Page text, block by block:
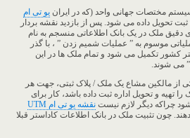
مختصات جهانی واحد (که در ایران یو تی ام
تحویل داده می شود. پس از بازدید نقشه بردار
دقیق ملک در یک بانک اطلاعاتی منسجم به نام
موسوم به ” عملیات شمیم زدن ” ، با گذر
کشور تکمیل می شود و تمام ملک ها در این
می شوند.
از مالکین مشاع یک ملک / پلاک ثبتی، جهت هر
را تهیه و تحویل اداره ثبت داده باشد، کار برای
چراکه دیگر لازم نیست نقشه یو تی ام UTM
چون تثبیت ملک در بانک اطلاعات کاداستر قبلا